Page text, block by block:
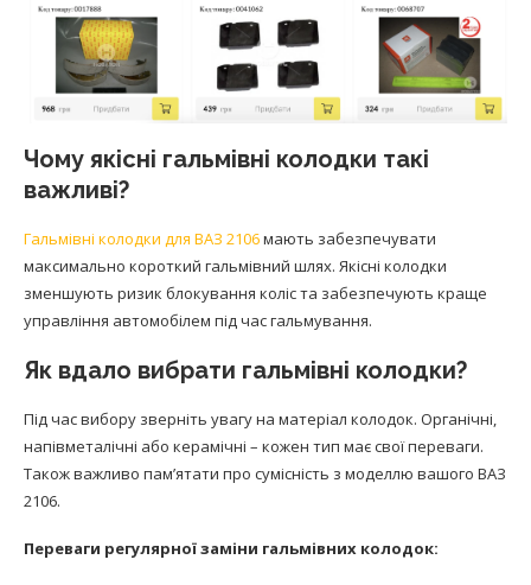
Чому якісні гальмівні колодки такі
важливі?
Гальмівні колодки для ВАЗ 2106мають забезпечувати
максимально короткий гальмівний шлях. Якісні колодки
зменшують ризик блокування коліс та забезпечують краще
управління автомобілем під час гальмування.
Як вдало вибрати гальмівні колодки?
Під час вибору зверніть увагу на матеріал колодок. Органічні,
напівметалічні або керамічні – кожен тип має свої переваги.
Також важливо пам’ятати про сумісність з моделлю вашого ВАЗ
2106.
Переваги регулярної заміни гальмівних колодок: